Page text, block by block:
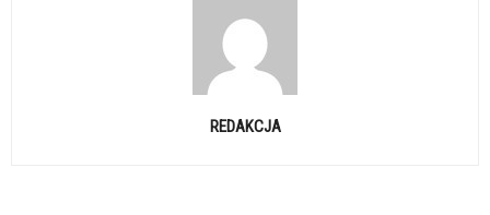
REDAKCJA